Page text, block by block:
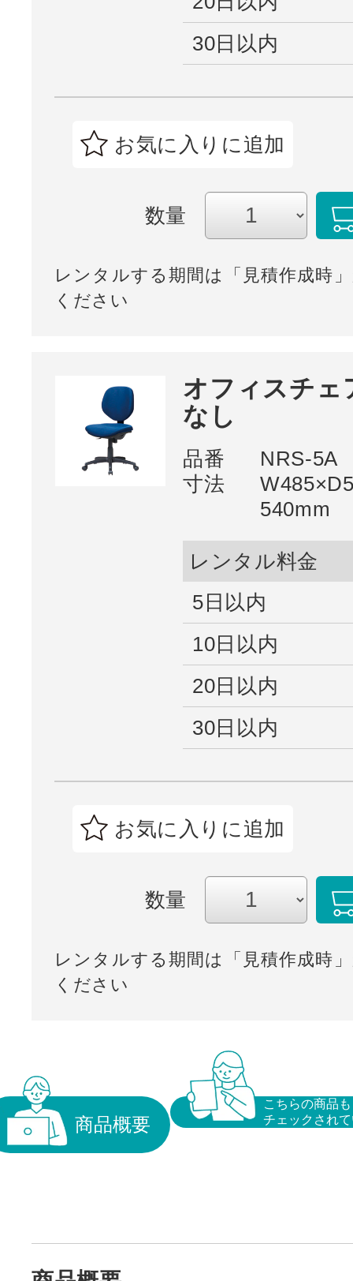
30日以内
お気に入りに追加
数量
レンタルする期間は「見積作成時
ください
オフィスチェ
なし
品番
NRS-5A
寸法
540mm
レンタル料金
5日以内
10日以内
20日以内
30日以内
お気に入りに追加
数量
レンタルする期間は「見積作成時
ください
商品概要
こちらの商品も
チェックされ